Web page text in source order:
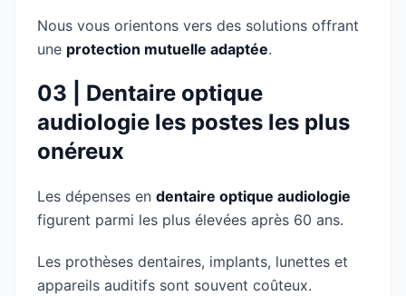
Nous vous orientons vers des solutions offrant
une protection mutuelle adaptée.
03 | Dentaire optique
audiologie les postes les plus
onéreux
Les dépenses en dentaire optique audiologie
figurent parmi les plus élevées après 60 ans.
Les prothèses dentaires, implants, lunettes et
appareils auditifs sont souvent coûteux.